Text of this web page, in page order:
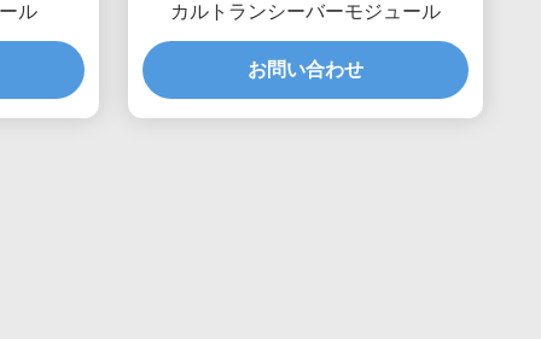
ル
カルトランシーバーモジュール
お問い合わせ